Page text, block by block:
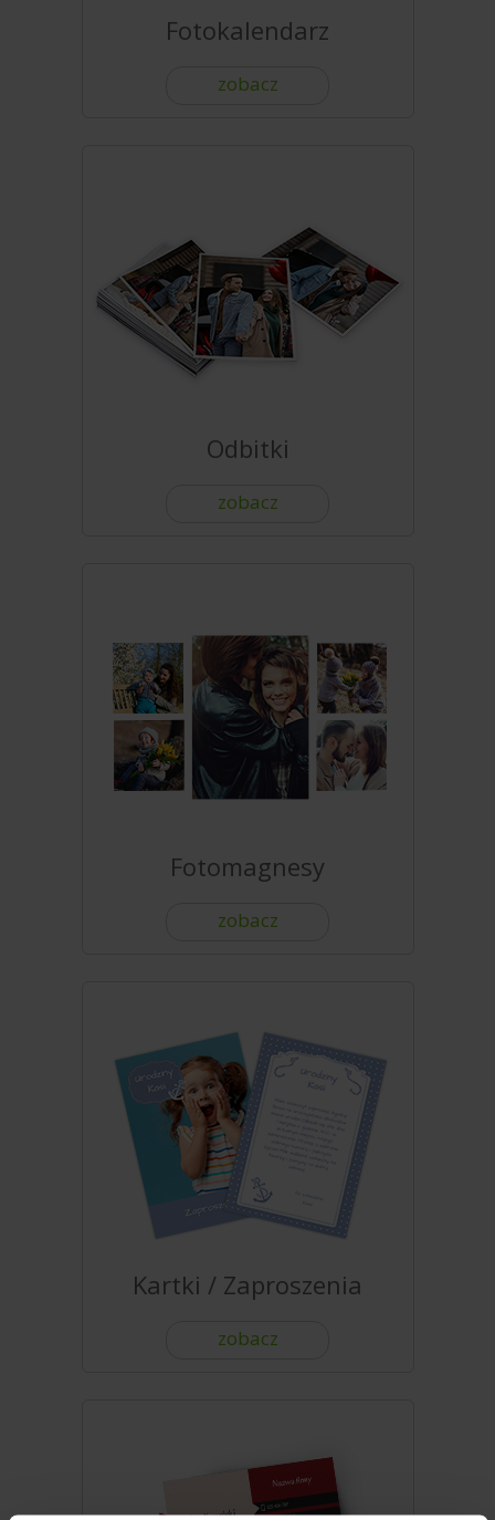
Fotokalendarz
zobacz
Odbitki
zobacz
Fotomagnesy
zobacz
Kartki / Zaproszenia
zobacz